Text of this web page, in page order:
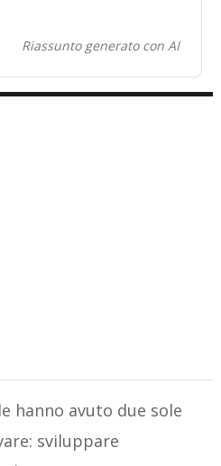
Riassunto generato con AI
hanno avuto due sole
sviluppare